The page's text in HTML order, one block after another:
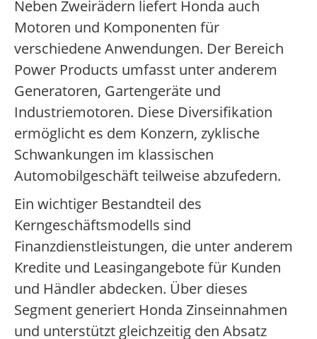
Neben Zweirädern liefert Honda auch
Motoren und Komponenten für
verschiedene Anwendungen. Der Bereich
Power Products umfasst unter anderem
Generatoren, Gartengeräte und
Industriemotoren. Diese Diversifikation
ermöglicht es dem Konzern, zyklische
Schwankungen im klassischen
Automobilgeschäft teilweise abzufedern.
Ein wichtiger Bestandteil des
Kerngeschäftsmodells sind
Finanzdienstleistungen, die unter anderem
Kredite und Leasingangebote für Kunden
und Händler abdecken. Über dieses
Segment generiert Honda Zinseinnahmen
und unterstützt gleichzeitig den Absatz